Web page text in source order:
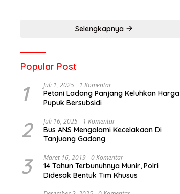
Selengkapnya
Popular Post
1 Juli 1, 2025 1 Komentar
Petani Ladang Panjang Keluhkan Harga
Pupuk Bersubsidi
2 Juli 16, 2025 1 Komentar
Bus ANS Mengalami Kecelakaan Di
Tanjuang Gadang
3 Maret 16, 2019 0 Komentar
14 Tahun Terbunuhnya Munir, Polri
Didesak Bentuk Tim Khusus